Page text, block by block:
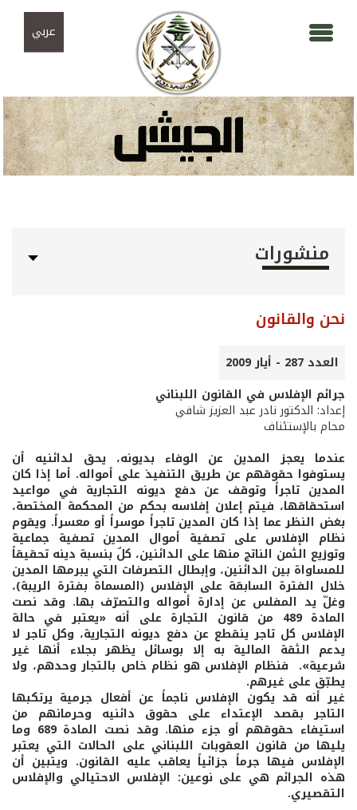
عربي
منشورات
نحن والقانون
العدد 287 - أيار 2009
جرائم الإفلاس في القانون اللبناني
إعداد: الدكتور نادر عبد العزيز شافي
محام بالإستئناف
عندما يعجز المدين عن الوفاء بديونه، يحق لدائنيه أن
يستوفوا حقوقهم عن طريق التنفيذ على أمواله. أما إذا كان
المدين تاجراً وتوقف عن دفع ديونه التجارية في مواعيد
استحقاقها، فيتم إعلان إفلاسه بحكم من المحكمة المختصة،
بغض النظر عما إذا كان المدين تاجراً موسراً أو معسراً. ويقوم
نظام الإفلاس على تصفية أموال المدين تصفية جماعية
وتوزيع الثمن الناتج منها على الدائنين، كلٌ بنسبة دينه تحقيقاً
للمساواة بين الدائنين، وإبطال التصرفات التي يبرمها المدين
خلال الفترة السابقة على الإفلاس (المسماة بفترة الريبة)،
وغلّ يد المفلس عن إدارة أمواله والتصرّف بها. وقد نصت
المادة 489 من قانون التجارة على أنه «يعتبر في حالة
الإفلاس كل تاجر ينقطع عن دفع ديونه التجارية، وكل تاجر لا
يدعم الثقة المالية به إلا بوسائل يظهر بجلاء أنها غير
شرعية». فنظام الإفلاس هو نظام خاص بالتجار وحدهم، ولا
يطبّق على غيرهم.
غير أنه قد يكون الإفلاس ناجماً عن أفعال جرمية يرتكبها
التاجر بقصد الإعتداء على حقوق دائنيه وحرمانهم من
استيفاء حقوقهم أو جزء منها. وقد نصت المادة 689 وما
يليها من قانون العقوبات اللبناني على الحالات التي يعتبر
الإفلاس فيها جرماً جزائياً يعاقب عليه القانون. ويتبين أن
هذه الجرائم هي على نوعين: الإفلاس الاحتيالي والإفلاس
التقصيري.